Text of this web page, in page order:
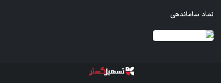
نماد ساماندهی